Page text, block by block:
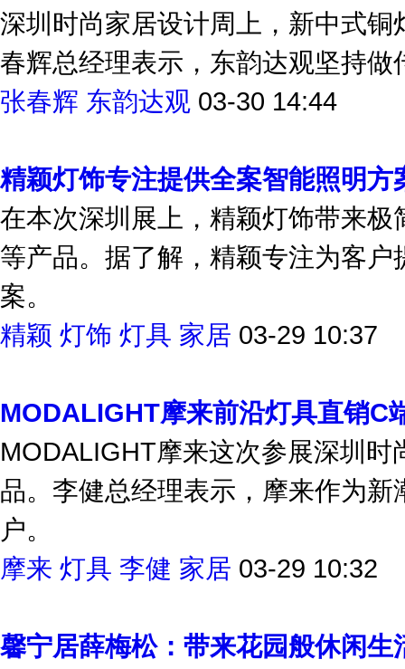
深圳时尚家居设计周上，新中式
春辉总经理表示，东韵达观坚持
张春辉 东韵达观 03-30 14:44
精颖灯饰专注提供全案智能照明方
在本次深圳展上，精颖灯饰带来
等产品。据了解，精颖专注为客
案。
精颖 灯饰 灯具 家居 03-29 10:37
MODALIGHT摩来前沿灯具直销C
MODALIGHT摩来这次参展深圳
品。李健总经理表示，摩来作为
户。
摩来 灯具 李健 家居 03-29 10:32
馨宁居薛梅松：带来花园般休闲生